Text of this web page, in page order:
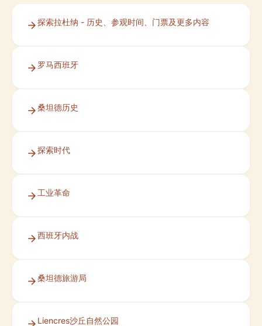
探索拉杜纳 - 历史、参观时间、门票及更多内容
罗马西班牙
桑坦德历史
探索时代
工业革命
西班牙内战
桑坦德旅游局
Liencres沙丘自然公园